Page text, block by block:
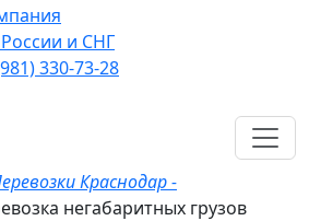
и СНГ
330-73-28
Краснодар -
негабаритных грузов